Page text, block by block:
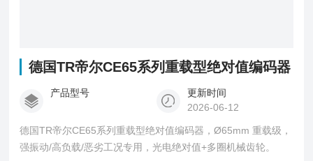
德国TR帝尔CE65系列重载型绝对值编码器
产品型号
更新时间
2026-06-12
德国TR帝尔CE65系列重载型绝对值编码器，Ø65mm 重载级，
强振动/高负载/恶劣工况专用，光电绝对值+多圈机械齿轮。